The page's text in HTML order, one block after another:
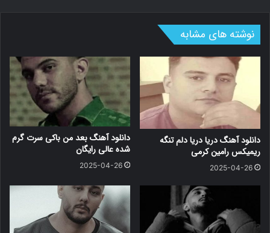
نوشته های مشابه
دانلود آهنگ دریا دریا دلم تنگه
ریمیکس رامین کرمی
2025-04-26
دانلود آهنگ بعد من باکی سرت گرم
شده عالی رایگان
2025-04-26